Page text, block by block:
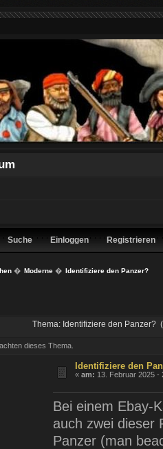
Suche Einloggen Registrieren
� Moderne� Identifiziere den Panzer?
Thema: Identifiziere den Panzer?
dieses Thema.
Identifiziere den
«am: 13. Februar 2025 -
Bei einem Ebay-
auch zwei dieser
Panzer (man